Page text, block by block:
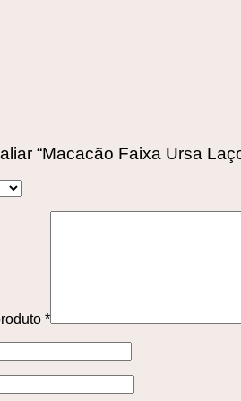
“Macacão Faixa Ursa
*